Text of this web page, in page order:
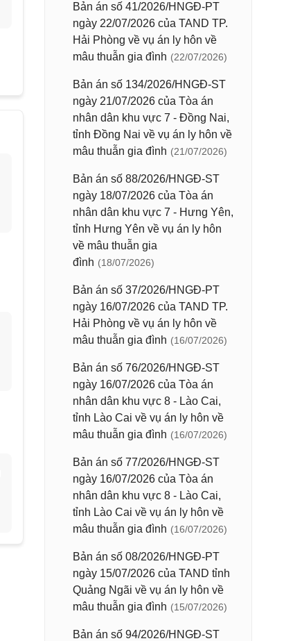
Bản án số 41/2026/HNGĐ-PT
ngày 22/07/2026 của TAND TP.
Hải Phòng về vụ án ly hôn về
mâu thuẫn gia đình (22/07/2026)
Bản án số 134/2026/HNGĐ-ST
ngày 21/07/2026 của Tòa án
nhân dân khu vực 7 - Đồng Nai,
tỉnh Đồng Nai về vụ án ly hôn về
mâu thuẫn gia đình (21/07/2026)
Bản án số 88/2026/HNGĐ-ST
ngày 18/07/2026 của Tòa án
nhân dân khu vực 7 - Hưng Yên,
tỉnh Hưng Yên về vụ án ly hôn
về mâu thuẫn gia
đình (18/07/2026)
Bản án số 37/2026/HNGĐ-PT
ngày 16/07/2026 của TAND TP.
Hải Phòng về vụ án ly hôn về
mâu thuẫn gia đình (16/07/2026)
Bản án số 76/2026/HNGĐ-ST
ngày 16/07/2026 của Tòa án
nhân dân khu vực 8 - Lào Cai,
tỉnh Lào Cai về vụ án ly hôn về
mâu thuẫn gia đình (16/07/2026)
Bản án số 77/2026/HNGĐ-ST
ngày 16/07/2026 của Tòa án
nhân dân khu vực 8 - Lào Cai,
tỉnh Lào Cai về vụ án ly hôn về
mâu thuẫn gia đình (16/07/2026)
Bản án số 08/2026/HNGĐ-PT
ngày 15/07/2026 của TAND tỉnh
Quảng Ngãi về vụ án ly hôn về
mâu thuẫn gia đình (15/07/2026)
Bản án số 94/2026/HNGĐ-ST